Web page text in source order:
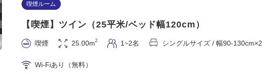
喫煙ルーム
【喫煙】ツイン（25平米/ベッド幅120cm）
喫煙 25.00m2 1~2名 シングルサイズ / 幅90-130cm×2
Wi-Fiあり（無料）